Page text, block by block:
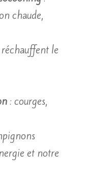
chaude,
le
: courges,
et notre